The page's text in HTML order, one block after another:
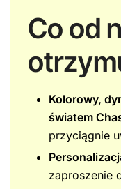
Co od
Kolorowy,
światem
przyciągnie
zaproszenie